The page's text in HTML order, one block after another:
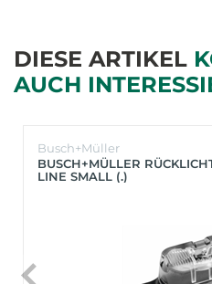
DIESE ARTIKEL
AUCH
Busch+Müller
BUSCH+MÜLLER
LINE SMALL (.)